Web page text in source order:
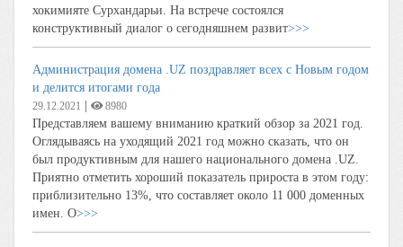
хокимияте Сурхандарьи. На встрече состоялся
конструктивный диалог о сегодняшнем развит>>>
Администрация домена .UZ поздравляет всех с Новым годом
и делится итогами года
29.12.2021 8980
Представляем вашему вниманию краткий обзор за 2021 год.
Оглядываясь на уходящий 2021 год можно сказать, что он
был продуктивным для нашего национального домена .UZ.
Приятно отметить хороший показатель прироста в этом году:
приблизительно 13%, что составляет около 11 000 доменных
имен. О>>>